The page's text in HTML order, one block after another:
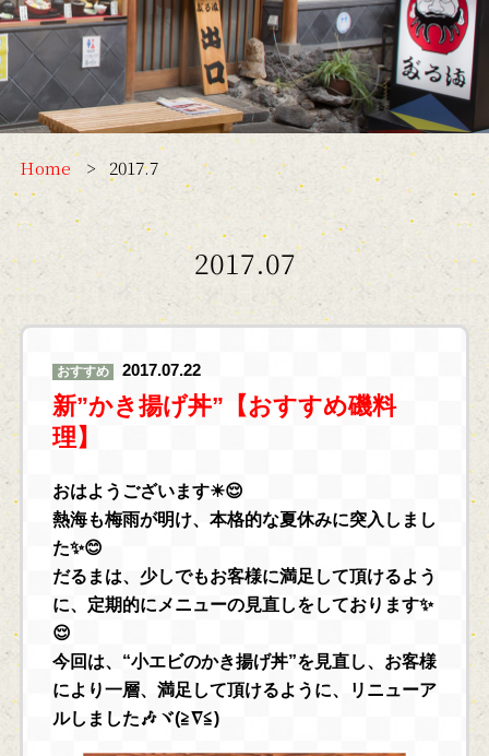
Home 2017.7
2017.07
おすすめ 2017.07.22
新”かき揚げ丼”【おすすめ磯料
理】
おはようございます☀😌
熱海も梅雨が明け、本格的な夏休みに突入しまし
た✨😊
だるまは、少しでもお客様に満足して頂けるよう
に、定期的にメニューの見直しをしております✨
😌
今回は、“小エビのかき揚げ丼”を見直し、お客様
により一層、満足して頂けるように、リニューア
ルしました🎶ヾ(≧∇≦)